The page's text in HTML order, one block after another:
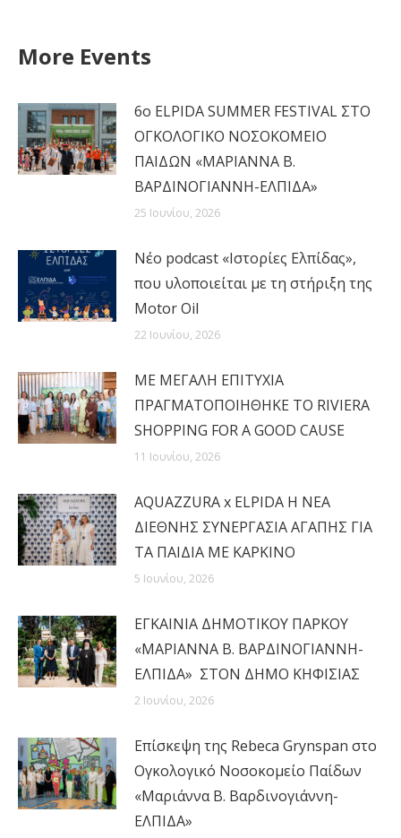
More Events
6ο ELPIDA SUMMER FESTIVAL ΣΤΟ
ΟΓΚΟΛΟΓΙΚΟ ΝΟΣΟΚΟΜΕΙΟ
ΠΑΙΔΩΝ «ΜΑΡΙΑΝΝΑ Β.
ΒΑΡΔΙΝΟΓΙΑΝΝΗ-ΕΛΠΙΔΑ»
25 Ιουνίου, 2026
Νέο podcast «Ιστορίες Ελπίδας»,
που υλοποιείται με τη στήριξη της
Motor Oil
22 Ιουνίου, 2026
MΕ ΜΕΓΑΛΗ ΕΠΙΤΥΧΙΑ
ΠΡΑΓΜΑΤΟΠΟΙΗΘΗΚΕ ΤΟ RIVIERA
SHOPPING FOR A GOOD CAUSE
11 Ιουνίου, 2026
AQUAZZURA x ELPIDA Η ΝΕΑ
ΔΙΕΘΝΗΣ ΣΥΝΕΡΓΑΣΙΑ ΑΓΑΠΗΣ ΓΙΑ
ΤΑ ΠΑΙΔΙΑ ΜΕ ΚΑΡΚΙΝΟ
5 Ιουνίου, 2026
ΕΓΚΑΙΝΙΑ ΔΗΜΟΤΙΚΟΥ ΠΑΡΚΟΥ
«ΜΑΡΙΑΝΝΑ Β. ΒΑΡΔΙΝΟΓΙΑΝΝΗ-
ΕΛΠΙΔΑ» ΣΤΟΝ ΔΗΜΟ ΚΗΦΙΣΙΑΣ
2 Ιουνίου, 2026
Επίσκεψη της Rebeca Grynspan στο
Ογκολογικό Νοσοκομείο Παίδων
«Μαριάννα Β. Βαρδινογιάννη-
ΕΛΠΙΔΑ»